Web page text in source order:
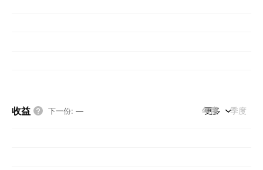
收益 下一份: — 年度 季度
更多